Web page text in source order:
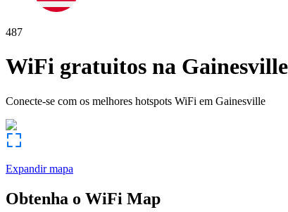
487
WiFi gratuitos na Gainesville
Conecte-se com os melhores hotspots WiFi em Gainesville
Expandir mapa
Obtenha o WiFi Map